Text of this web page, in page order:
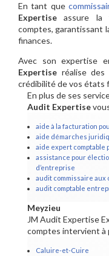
En tant que
Expertise assure la
comptes, garantissant
finances.
Avec son expertise
Expertise réalise
crédibilité de vos états
En plus de ses
Audit Expertise
aide à la facturation
aide démarches
aide expert comptable
assistance pour
d’entreprise
audit commissaire aux
audit comptable
Meyzieu
JM Audit Expertise
comptes intervient à
Caluire-et-Cuire